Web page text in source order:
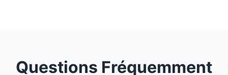
Questions Fréquemment